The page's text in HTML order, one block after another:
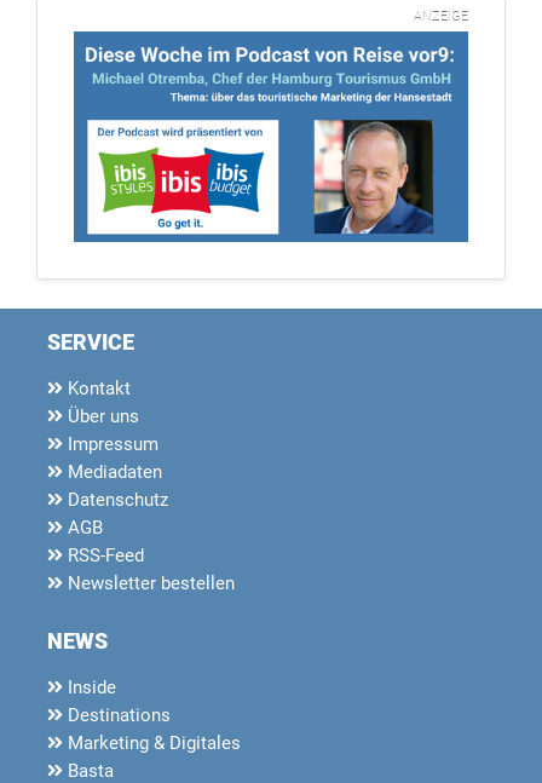
ANZEIGE
SERVICE
Kontakt
Über uns
Impressum
Mediadaten
Datenschutz
AGB
RSS-Feed
Newsletter bestellen
NEWS
Inside
Destinations
Marketing & Digitales
Basta